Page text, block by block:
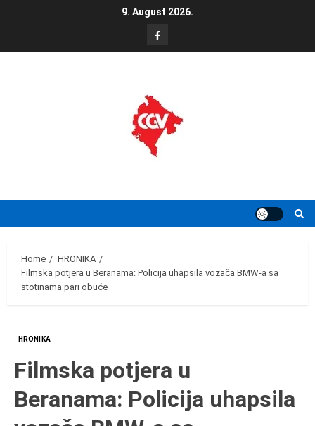
9. August 2026.
FB
Home
HRONIKA
Filmska potjera u Beranama: Policija uhapsila vozača BMW-a sa
stotinama pari obuće
HRONIKA
Filmska potjera u
Beranama: Policija uhapsila